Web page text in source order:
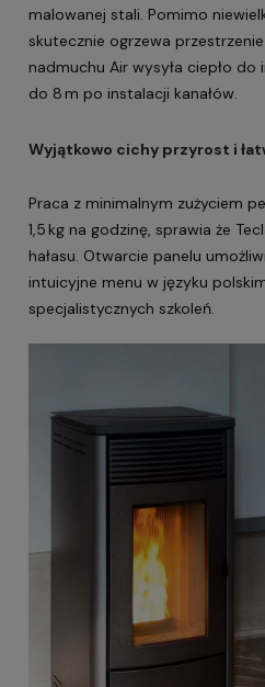
malowanej stali. Pomimo
skutecznie ogrzewa
nadmuchu Air wysyła ciepło
do 8 m po instalacji kanałów.
Wyjątkowo cichy przyrost i
Praca z minimalnym zużyciem
1,5 kg na godzinę, sprawia że
hałasu. Otwarcie panelu
intuicyjne menu w języku
specjalistycznych szkoleń.